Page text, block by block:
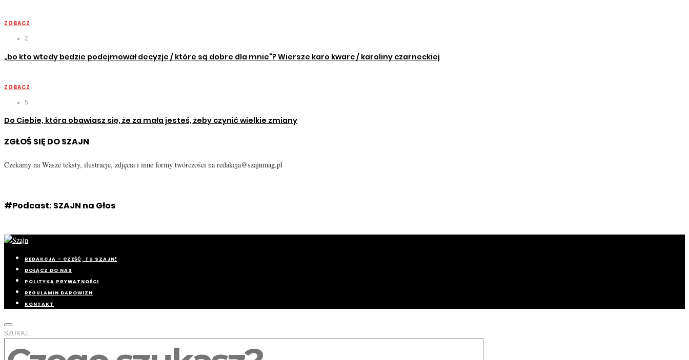
ZOBACZ
2
„bo kto wtedy będzie podejmował decyzje / które są dobre dla mnie”? Wiersze karo kwarc / karoliny czarneckiej
ZOBACZ
5
Do Ciebie, która obawiasz się, że za mała jesteś, żeby czynić wielkie zmiany
ZGŁOŚ SIĘ DO SZAJN
Czekamy na Wasze teksty, ilustracje, zdjęcia i inne formy twórczości na redakcja@szajnmag.pl
#Podcast: SZAJN na Głos
REDAKCJA – CZEŚĆ, TU SZAJN!
DOŁĄCZ DO NAS
POLITYKA PRYWATNOŚCI
REGULAMIN DAROWIZN
KONTAKT
SZUKAJ: